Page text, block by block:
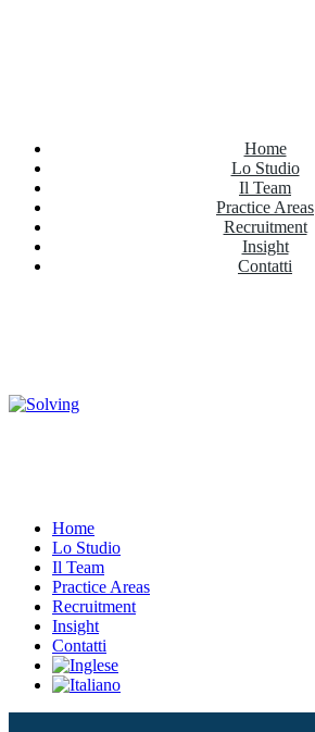
Home
Lo Studio
Il Team
Practice Areas
Recruitment
Insight
Contatti
Home
Lo Studio
Il Team
Practice Areas
Recruitment
Insight
Contatti